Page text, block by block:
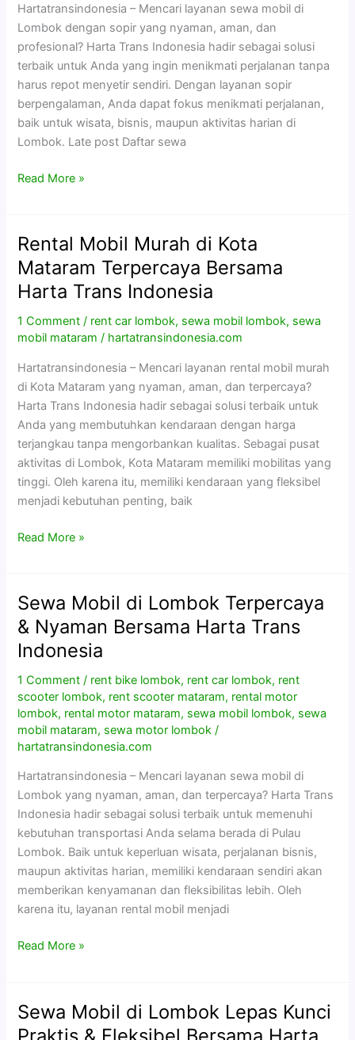
Hartatransindonesia – Mencari layanan sewa mobil di
Lombok dengan sopir yang nyaman, aman, dan
profesional? Harta Trans Indonesia hadir sebagai solusi
terbaik untuk Anda yang ingin menikmati perjalanan tanpa
harus repot menyetir sendiri. Dengan layanan sopir
berpengalaman, Anda dapat fokus menikmati perjalanan,
baik untuk wisata, bisnis, maupun aktivitas harian di
Lombok. Late post Daftar sewa
&
Profesional
Bersama
Harta
Trans
Indonesia
Read More »
Rental Mobil Murah di Kota
Mataram Terpercaya Bersama
Harta Trans Indonesia
1 Comment / rent car lombok, sewa mobil lombok, sewa
mobil mataram / hartatransindonesia.com
Hartatransindonesia – Mencari layanan rental mobil murah
di Kota Mataram yang nyaman, aman, dan terpercaya?
Harta Trans Indonesia hadir sebagai solusi terbaik untuk
Anda yang membutuhkan kendaraan dengan harga
terjangkau tanpa mengorbankan kualitas. Sebagai pusat
aktivitas di Lombok, Kota Mataram memiliki mobilitas yang
tinggi. Oleh karena itu, memiliki kendaraan yang fleksibel
menjadi kebutuhan penting, baik
Rental
Mobil
Murah
di
Kota
Mataram
Bersama
Harta
Trans
Indonesia
Read More »
Sewa Mobil di Lombok Terpercaya
& Nyaman Bersama Harta Trans
Indonesia
1 Comment / rent bike lombok, rent car lombok, rent
scooter lombok, rent scooter mataram, rental motor
lombok, rental motor mataram, sewa mobil lombok, sewa
mobil mataram, sewa motor lombok /
hartatransindonesia.com
Hartatransindonesia – Mencari layanan sewa mobil di
Lombok yang nyaman, aman, dan terpercaya? Harta Trans
Indonesia hadir sebagai solusi terbaik untuk memenuhi
kebutuhan transportasi Anda selama berada di Pulau
Lombok. Baik untuk keperluan wisata, perjalanan bisnis,
maupun aktivitas harian, memiliki kendaraan sendiri akan
memberikan kenyamanan dan fleksibilitas lebih. Oleh
karena itu, layanan rental mobil menjadi
Sewa
Mobil
di
Lombok
Terpercaya
&
Nyaman
Bersama
Harta
Trans
Indonesia
Read More »
Sewa Mobil di Lombok Lepas Kunci
Praktis & Fleksibel Bersama Harta
Sewa
Mobil